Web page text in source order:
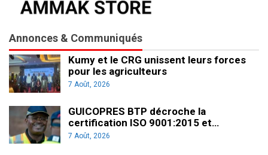
Annonces & Communiqués
Kumy et le CRG unissent leurs forces
pour les agriculteurs
7 Août, 2026
GUICOPRES BTP décroche la
certification ISO 9001:2015 et…
7 Août, 2026